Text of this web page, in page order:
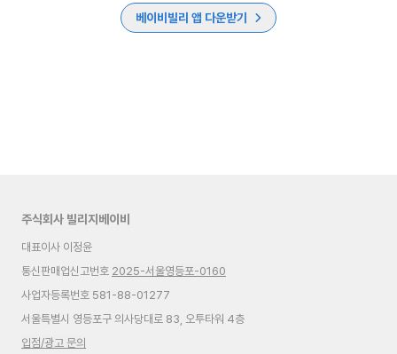
베이비빌리 앱 다운받기
주식회사 빌리지베이비
대표이사 이정윤
통신판매업신고번호 2025-서울영등포-0160
사업자등록번호 581-88-01277
서울특별시 영등포구 의사당대로 83, 오투타워 4층
입점/광고 문의